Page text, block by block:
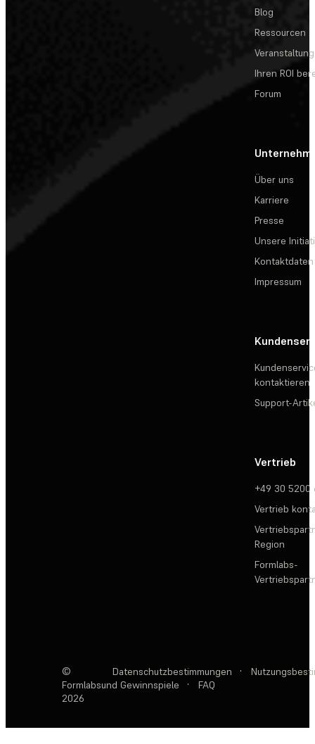
Blog
Ressourcen
Ihren ROI
Forum
Über uns
Karriere
Presse
Unsere
Kontaktdaten
Impressum
kontaktieren
Support-
Vertrieb
+49 30 5200
Vertrieb
Region
Formlabs-
©
Formlabs
2026
Datenschutzbestimmungen ·
und Gewinnspiele
· FAQ